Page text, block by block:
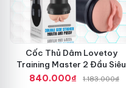
Cốc Thủ Dâm Lovetoy
Training Master 2 Đầu Siêu
Thật Giá Tốt
840.000₫ 1.183.000₫